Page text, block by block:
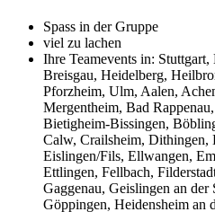
Spass in der Gruppe
viel zu lachen
Ihre Teamevents in:
Breisgau, Heidelberg,
Pforzheim, Ulm, Aalen,
Mergentheim, Bad
Bietigheim-Bissingen,
Calw, Crailsheim, Dithingen,
Eislingen/Fils, Ellwangen,
Ettlingen, Fellbach,
Gaggenau, Geislingen an der
Göppingen, Heidensheim an